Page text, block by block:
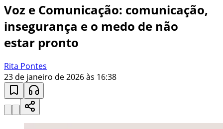
Voz e Comunicação: comunicação,
insegurança e o medo de não
estar pronto
Rita Pontes
23 de janeiro de 2026 às 16:38